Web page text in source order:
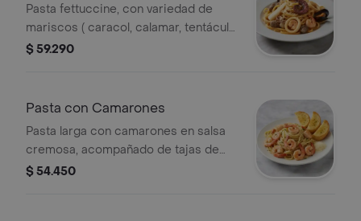
Pasta fettuccine, con variedad de
mariscos ( caracol, calamar, tentáculo,
camarón fresco, palmitos y mejillón.
$ 59.290
Pasta con Camarones
Pasta larga con camarones en salsa
cremosa, acompañado de tajas de
pan y queso parmesano.
$ 54.450